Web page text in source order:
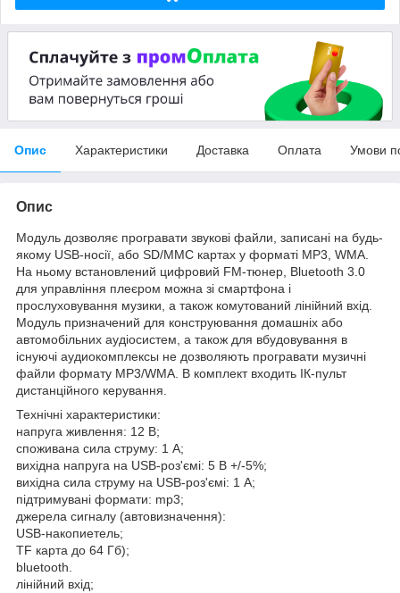
Опис Характеристики Доставка Оплата Умови
Опис
Модуль дозволяє програвати звукові файли, записані на будь-
якому USB-носії, або SD/MMC картах у форматі MP3, WMA.
На ньому встановлений цифровий FM-тюнер, Bluetooth 3.0
для управління плеєром можна зі смартфона і
прослуховування музики, а також комутований лінійний вхід.
Модуль призначений для конструювання домашніх або
автомобільних аудіосистем, а також для вбудовування в
існуючі аудиокомплексы не дозволяють програвати музичні
файли формату MP3/WMA. В комплект входить ІК-пульт
дистанційного керування.
Технічні характеристики:
напруга живлення: 12 В;
споживана сила струму: 1 А;
вихідна напруга на USB-роз'ємі: 5 В +/-5%;
вихідна сила струму на USB-роз'ємі: 1 А;
підтримувані формати: mp3;
джерела сигналу (автовизначення):
USB-накопиетель;
TF карта до 64 Гб);
bluetooth.
лінійний вхід;